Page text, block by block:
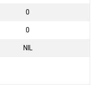
0
0
NIL